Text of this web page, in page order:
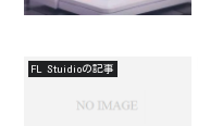
FL Stuidioの記事